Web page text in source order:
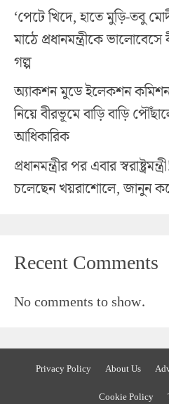
‘পেটে খিদে, হাতে মুড়ি-তবু
মাঠে প্রধানমন্ত্রীকে
গল্প
অ্যাকশন মুডে ইলেকশন
নিয়ে বীরভূমে বাড়ি বাড়ি
আধিকারিক
প্রধানমন্ত্রীর পর এবার
চলেছেন খয়রাশোলে, জানুন
Recent Comments
No comments to show.
Privacy Policy About Us
Cookie Policy